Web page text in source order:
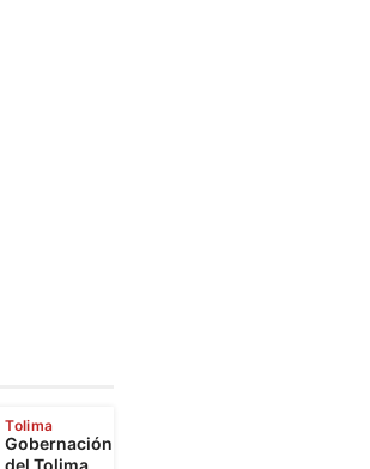
Tolima
Gobernación
del Tolima